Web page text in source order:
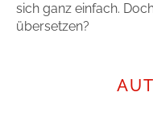
sich ganz einfach.
übersetzen?